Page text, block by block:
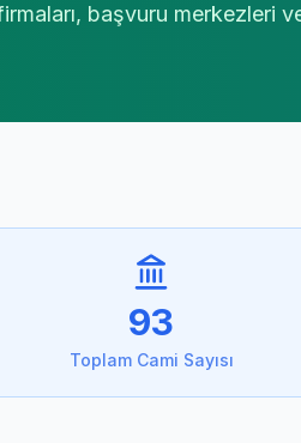
başvuru merkezleri
93
Toplam Cami Sayısı